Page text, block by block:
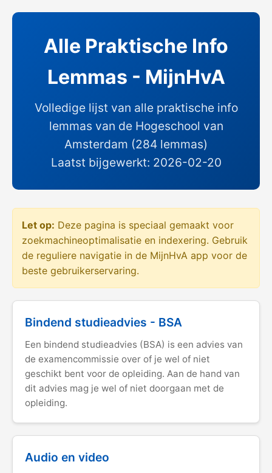
Alle Praktische Info
Lemmas - MijnHvA
Volledige lijst van alle praktische info
lemmas van de Hogeschool van
Amsterdam (284 lemmas)
Laatst bijgewerkt: 2026-02-20
Let op: Deze pagina is speciaal gemaakt voor
zoekmachineoptimalisatie en indexering. Gebruik
de reguliere navigatie in de MijnHvA app voor de
beste gebruikerservaring.
Bindend studieadvies - BSA
Een bindend studieadvies (BSA) is een advies van
de examencommissie over of je wel of niet
geschikt bent voor de opleiding. Aan de hand van
dit advies mag je wel of niet doorgaan met de
opleiding.
Audio en video